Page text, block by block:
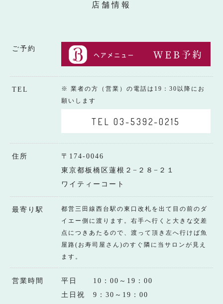
店舗情報
ご予約
TEL
※ 業者の方（営業）の電話は19：30以降にお
願いします
TEL 03-5392-0215
住所
〒174-0046
東京都板橋区蓮根２−２８−２１
ワイティーコート
最寄り駅
都営三田線西台駅の東口改札を出て目の前のダ
イエー側に渡ります。右手へ行くと大きな交差
点につきあたるので、渡って頂き左へ行けば魚
屋路(お寿司屋さん)のすぐ隣に当サロンが見え
ます。
営業時間
平日 10：00～19：00
土日祝 9：30～19：00